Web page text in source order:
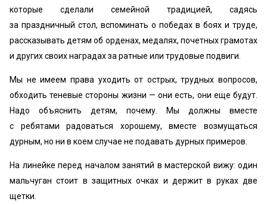
которые сделали семейной традицией, садясь
за праздничный стол, вспоминать о победах в боях и труде,
рассказывать детям об орденах, медалях, почетных грамотах
и других своих наградах за ратные или трудовые подвиги.
Мы не имеем права уходить от острых, трудных вопросов,
обходить теневые стороны жизни — они есть, они еще будут.
Надо объяснить детям, почему. Мы должны вместе
с ребятами радоваться хорошему, вместе возмущаться
дурным, но ни в коем случае не подавать дурных примеров.
На линейке перед началом занятий в мастерской вижу: один
мальчуган стоит в защитных очках и держит в руках две
щетки.